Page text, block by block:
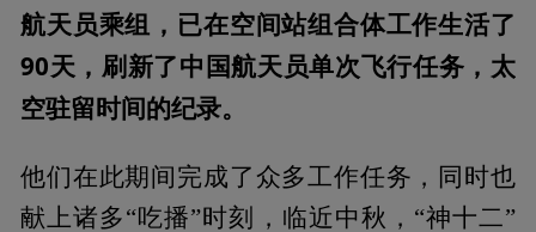
航天员乘组，已在空间站组合体工作生活了
90天，刷新了中国航天员单次飞行任务，太
空驻留时间的纪录。
他们在此期间完成了众多工作任务，同时也
献上诸多“吃播”时刻，临近中秋，“神十二”